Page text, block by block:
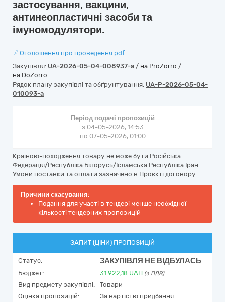
застосування, вакцини,
антинеопластичні засоби та
імуномодулятори.
Оголошення про проведення.pdf
Закупівля: UA-2026-05-04-008937-a / на ProZorro /
на DoZorro
Рядок плану закупівлі та обґрунтування: UA-P-2026-05-04-
010093-a
Період подачі пропозицій
з 04-05-2026, 14:53
по 07-05-2026, 01:00
Країною-походження товару не може бути Російська
Федерація/Республіка Білорусь/Ісламська Республіка Іран.
Умови поставки та оплати зазначено в Проєкті договору.
Причини скасування:
Подання для участі в тендері менше необхідної
кількості тендерних пропозицій
ЗАПИТ (ЦІНИ) ПРОПОЗИЦІЙ
Статус: ЗАКУПІВЛЯ НЕ ВІДБУЛАСЬ
Бюджет: 31 922,18 UAH (з ПДВ)
Вид предмету закупівлі:
Товари
Оцінка пропозицій:
За вартістю придбання